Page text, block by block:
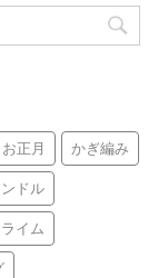
お正月 かぎ編み
ドル
イム